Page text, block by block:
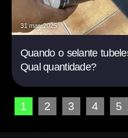
31 mar. 2025
Quando o selante
Qual quantidade?
1 2 3 4 5